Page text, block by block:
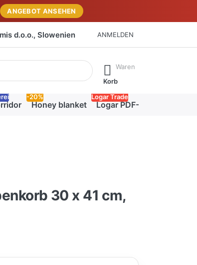
ANGEBOT ANSEHEN
d.o.o., Slowenien ANMELDEN
Ergebnisse. Drücken Sie die Eingabetaste, um alle
Waren
Korb
Honey blanket
-20%
Logar PDF-Katalog
Logar Trade
30 x 41 cm,